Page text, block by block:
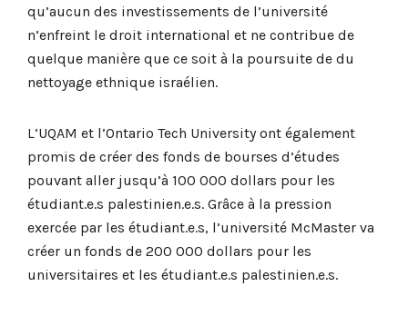
qu’aucun des investissements de l’université
n’enfreint le droit international et ne contribue de
quelque manière que ce soit à la poursuite de du
nettoyage ethnique israélien.
L’UQAM et l’Ontario Tech University ont également
promis de créer des fonds de bourses d’études
pouvant aller jusqu’à 100 000 dollars pour les
étudiant.e.s palestinien.e.s. Grâce à la pression
exercée par les étudiant.e.s, l’université McMaster va
créer un fonds de 200 000 dollars pour les
universitaires et les étudiant.e.s palestinien.e.s.